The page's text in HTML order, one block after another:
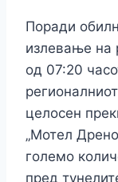
Поради
излевање на
од 07:20
целосен
„Мотел
големо
пред